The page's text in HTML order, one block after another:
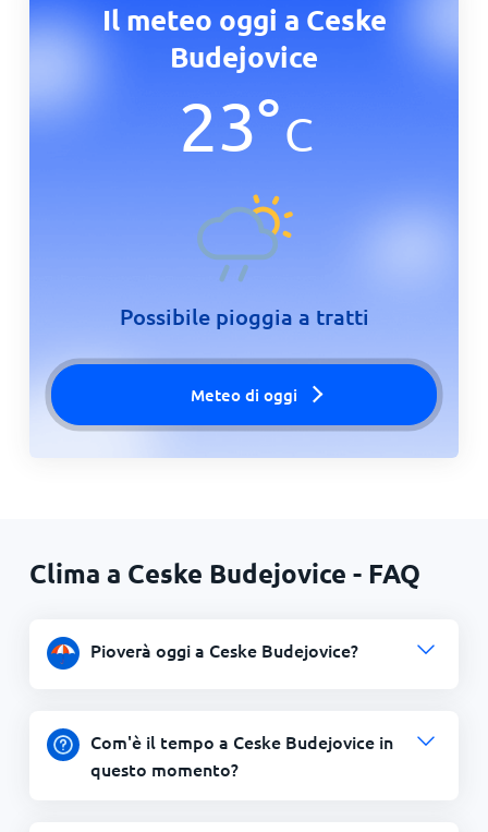
Il meteo oggi a Ceske
Budejovice
23°C
Possibile pioggia a tratti
Meteo di oggi
Clima a Ceske Budejovice - FAQ
Pioverà oggi a Ceske Budejovice?
Com'è il tempo a Ceske Budejovice in
questo momento?